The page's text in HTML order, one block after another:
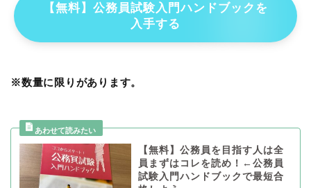
【無料】公務員試験入門ハンドブックを
入手する
※数量に限りがあります。
【無料】公務員を目指す人は全
員まずはコレを読め！←公務員
試験入門ハンドブックで最短合